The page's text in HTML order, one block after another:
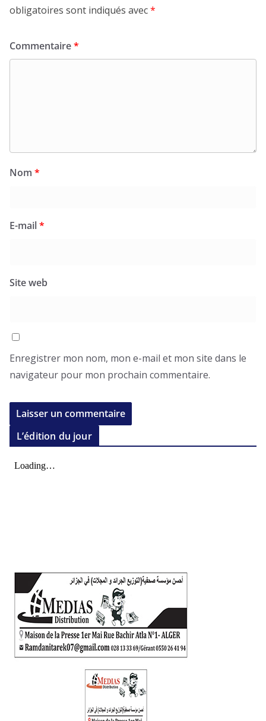
obligatoires sont indiqués avec*
Commentaire*
Nom *
E-mail*
Site web
Enregistrer mon nom, mon e-mail et mon site dans le
navigateur pour mon prochain commentaire.
L’édition du jour